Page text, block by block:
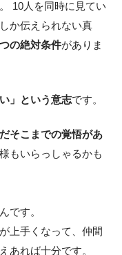
10人を同時に見てい
か伝えられない真
の絶対条件がありま
」という意志です。
そこまでの覚悟があ
もいらっしゃるかも
です。
上手くなって、仲間
あれば十分です。